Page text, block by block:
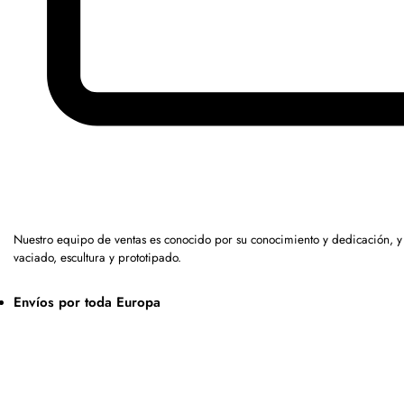
Nuestro equipo de ventas es conocido por su conocimiento y dedicación,
vaciado, escultura y prototipado.
Envíos por toda Europa